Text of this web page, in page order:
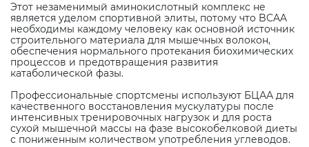
Этот незаменимый аминокислотный комплекс не
является уделом спортивной элиты, потому что BCAA
необходимы каждому человеку как основной источник
строительного материала для мышечных волокон,
обеспечения нормального протекания биохимических
процессов и предотвращения развития
катаболической фазы.
Профессиональные спортсмены используют БЦАА для
качественного восстановления мускулатуры после
интенсивных тренировочных нагрузок и для роста
сухой мышечной массы на фазе высокобелковой диеты
с пониженным количеством употребления углеводов.